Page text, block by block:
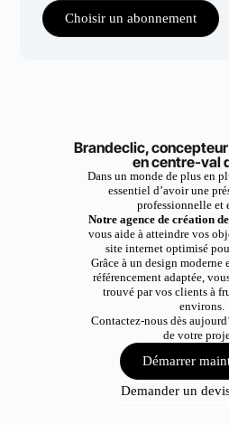
Choisir un abonnement
Brandeclic,
en centre-val
Dans un monde de plus en
essentiel d’avoir une
professionnelle et
Notre agence de création
vous aide à atteindre vos
site internet optimisé
Grâce à un design moderne
référencement adaptée,
trouvé par vos clients à
environs.
Contactez-nous dès
de votre
Démarrer
Demander un